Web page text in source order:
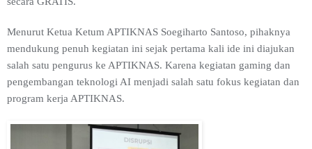
Menurut Ketua Ketum APTIKNAS Soegiharto Santoso, pihaknya
mendukung penuh kegiatan ini sejak pertama kali ide ini diajukan
salah satu pengurus ke APTIKNAS. Karena kegiatan gaming dan
pengembangan teknologi AI menjadi salah satu fokus kegiatan dan
program kerja APTIKNAS.